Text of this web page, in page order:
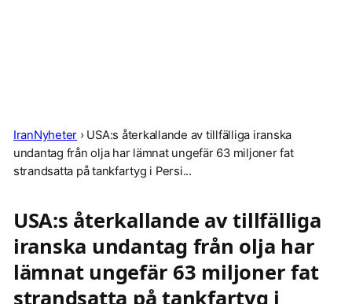
IranNyheter › USA:s återkallande av tillfälliga iranska
undantag från olja har lämnat ungefär 63 miljoner fat
strandsatta på tankfartyg i Persi...
USA:s återkallande av tillfälliga
iranska undantag från olja har
lämnat ungefär 63 miljoner fat
strandsatta på tankfartyg i